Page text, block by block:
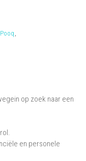
Pooq ,
op zoek naar een
en personele